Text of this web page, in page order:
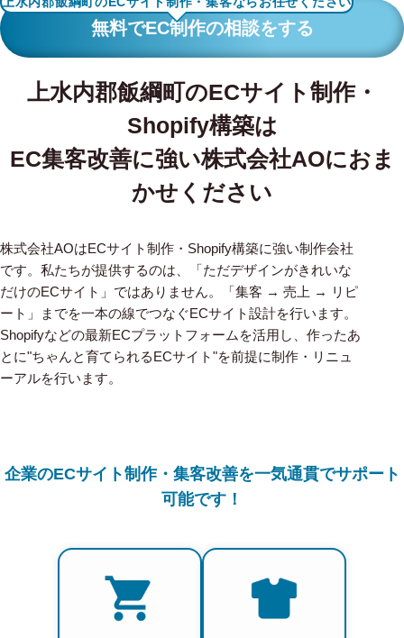
RECRUIT
BLOG
無料でEC制作の相談をする
上水内郡飯綱町のECサイト制作・
Shopify構築は
EC集客改善に強い株式会社AOにおま
かせください
株式会社AOはECサイト制作・Shopify構築に強い制作会社
です。私たちが提供するのは、「ただデザインがきれいな
だけのECサイト」ではありません。「集客 → 売上 → リピ
ート」までを一本の線でつなぐECサイト設計を行います。
Shopifyなどの最新ECプラットフォームを活用し、作ったあ
とに"ちゃんと育てられるECサイト"を前提に制作・リニュ
ーアルを行います。
企業のECサイト制作・集客改善を一気通貫でサポート
可能です！